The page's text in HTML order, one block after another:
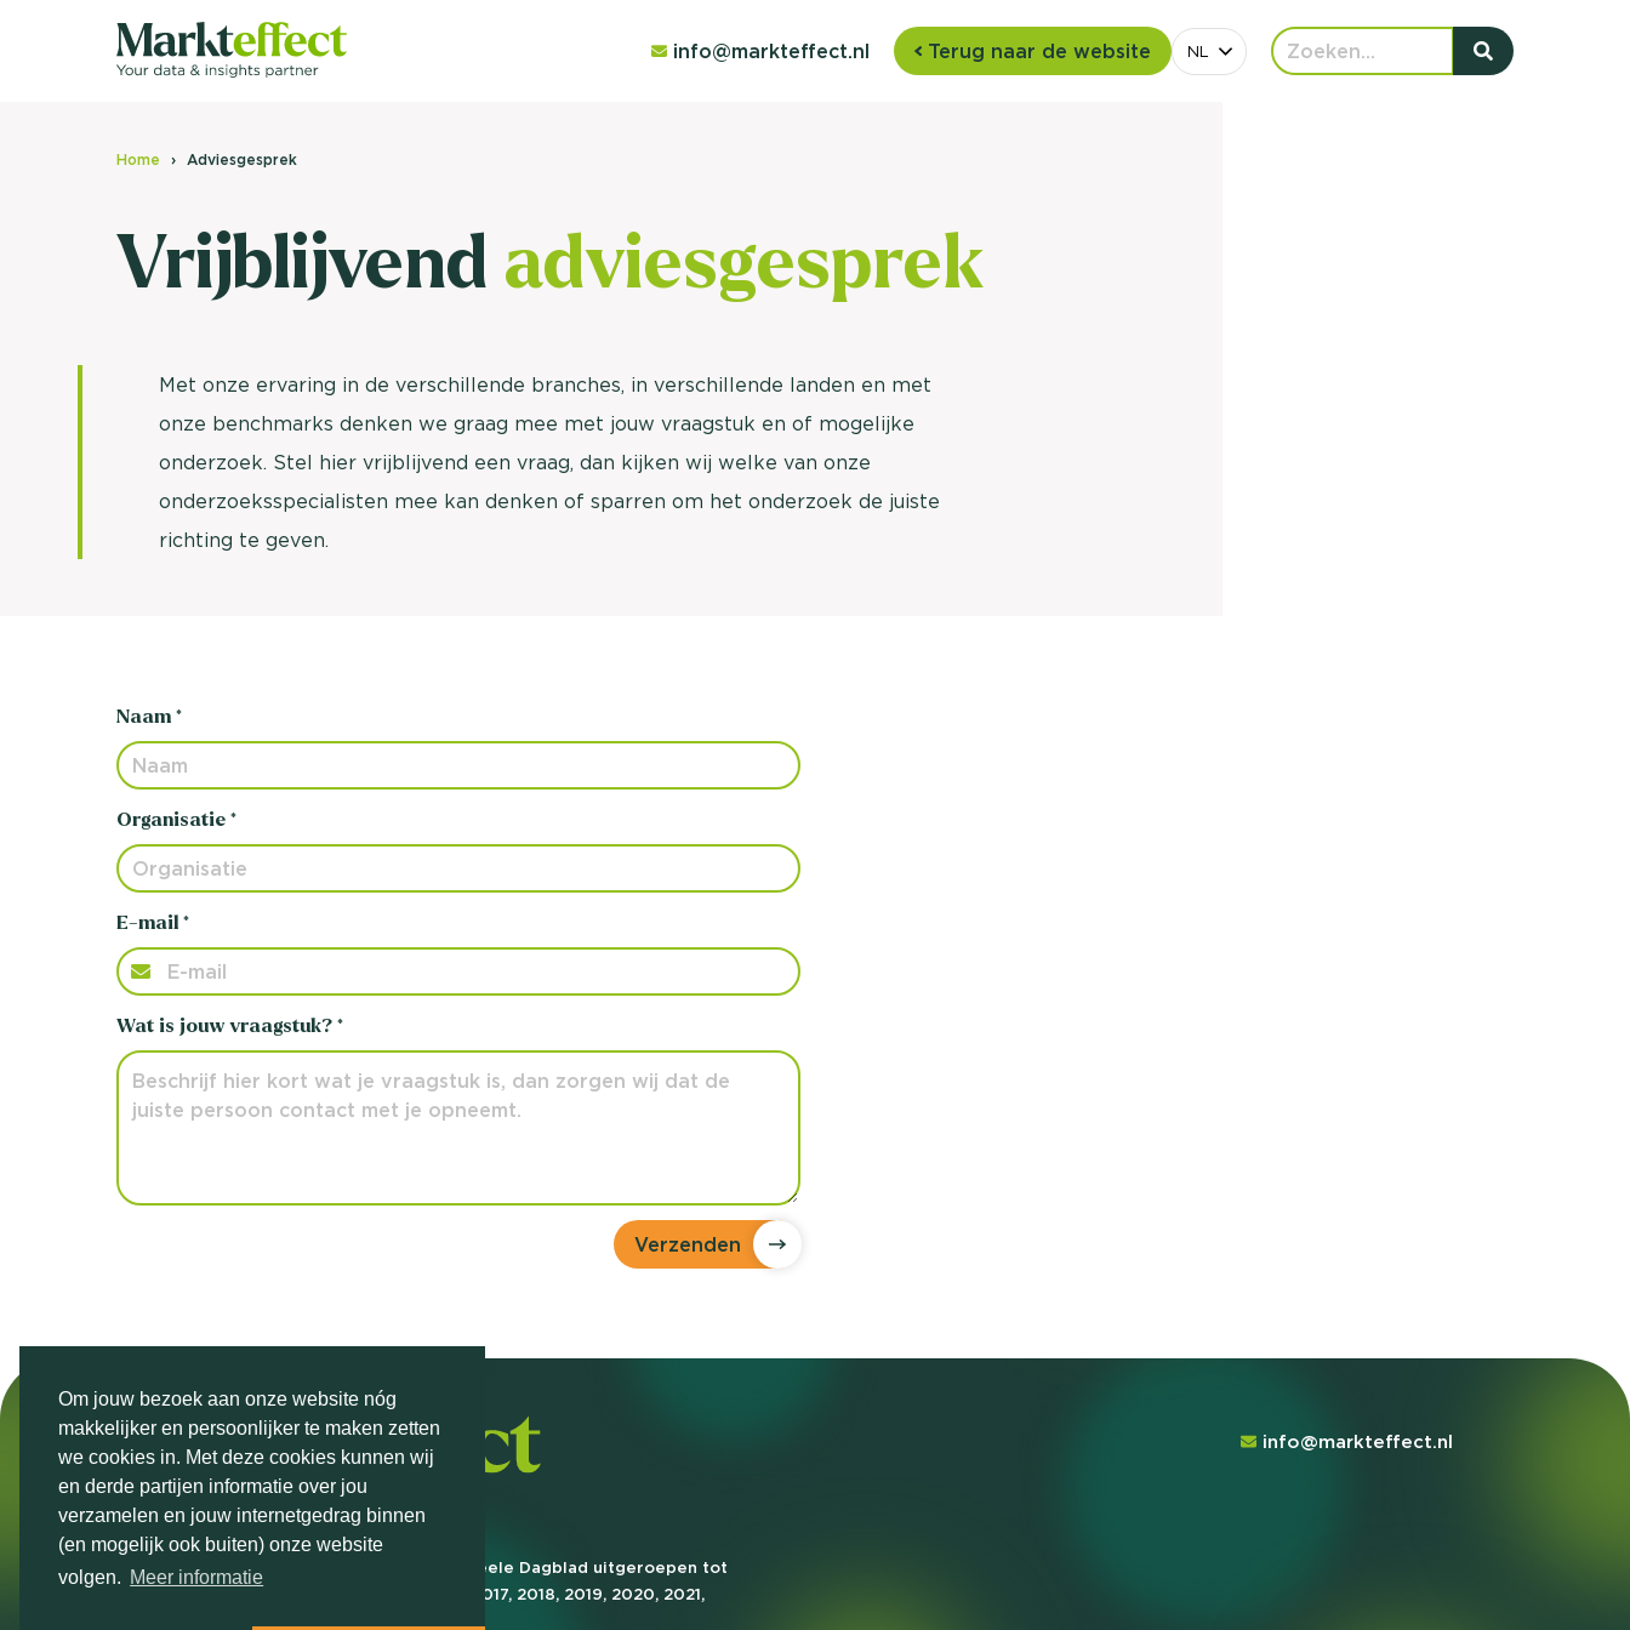
Om jouw bezoek aan onze website nóg
makkelijker en persoonlijker te maken zetten
we cookies in. Met deze cookies kunnen wij
en derde partijen informatie over jou
verzamelen en jouw internetgedrag binnen
(en mogelijk ook buiten) onze website
volgen. Meer informatie
info@markteffect.nl Terug naar de website NL
Home Adviesgesprek
Vrijblijvend adviesgesprek
Met onze ervaring in de verschillende branches, in verschillende landen en met
onze benchmarks denken we graag mee met jouw vraagstuk en of mogelijke
onderzoek. Stel hier vrijblijvend een vraag, dan kijken wij welke van onze
onderzoeksspecialisten mee kan denken of sparren om het onderzoek de juiste
richting te geven.
Naam *
Organisatie *
E-mail *
Wat is jouw vraagstuk? *
Verzenden
info@markteffect.nl
Markteffect is door het Financieele Dagblad uitgeroepen tot
FD Gazelle in 2012, 2015, 2016, 2017, 2018, 2019, 2020, 2021,